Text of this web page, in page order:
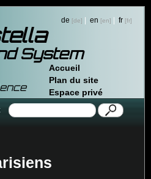
System
de | en | fr
Accueil
Plan du site
Espace privé